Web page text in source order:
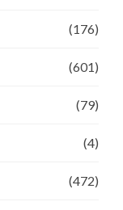
(176)
(601)
(79)
(4)
(472)